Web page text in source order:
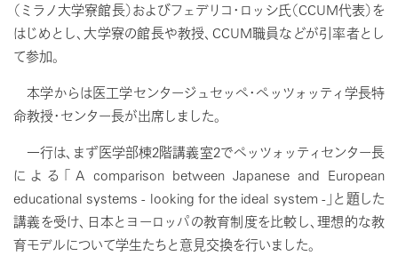
（ミラノ大学寮館長）およびフェデリコ・ロッシ氏（CCUM代表）を
はじめとし、大学寮の館長や教授、CCUM職員などが引率者とし
て参加。
本学からは医工学センタージュセッペ・ペッツォッティ学長特
命教授・センター長が出席しました。
一行は、まず医学部棟2階講義室2でペッツォッティセンター長
による「A comparison between Japanese and European
educational systems - looking for the ideal system -」と題した
講義を受け、日本とヨーロッパの教育制度を比較し、理想的な教
育モデルについて学生たちと意見交換を行いました。